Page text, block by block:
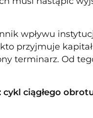
wpływu
przyjmuje
terminarz. Od
ciągłego